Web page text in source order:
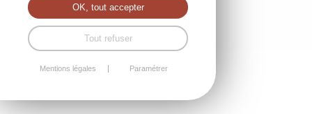
OK, tout accepter
Tout refuser
Mentions légales Paramétrer